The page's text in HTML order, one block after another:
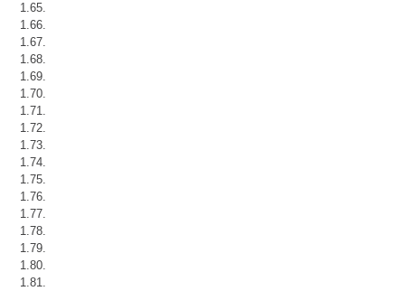
1.65.
1.66.
1.67.
1.68.
1.69.
1.70.
1.71.
1.72.
1.73.
1.74.
1.75.
1.76.
1.77.
1.78.
1.79.
1.80.
1.81.